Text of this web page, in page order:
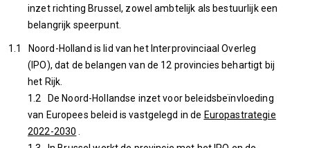
inzet richting Brussel, zowel ambtelijk als bestuurlijk een
belangrijk speerpunt.
1.1 Noord-Holland is lid van het Interprovinciaal Overleg
(IPO), dat de belangen van de 12 provincies behartigt bij
het Rijk.
1.2 De Noord-Hollandse inzet voor beleidsbeïnvloeding
van Europees beleid is vastgelegd in de Europastrategie
2022-2030 .